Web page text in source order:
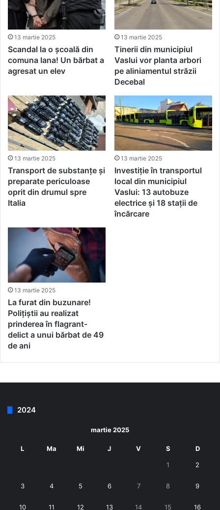
13 martie 2025
Scandal la o școală din
comuna Iana! Un bărbat a
agresat un elev
13 martie 2025
Tinerii din municipiul
Vaslui vor planta arbori
pe aliniamentul străzii
Decebal
13 martie 2025
Transport de substanțe și
preparate periculoase
oprit din drumul spre
Italia
13 martie 2025
Investiție în transportul
local din municipiul
Vaslui: 13 autobuze
electrice și 18 stații de
încărcare
13 martie 2025
La furat din buzunare!
Polițiștii au realizat
prinderea în flagrant-
delict a unui bărbat de 49
de ani
2024
martie 2025
L Ma Mi J V S D
1 2
3 4 5 6 7 8 9
10 11 12 13 14 15 16